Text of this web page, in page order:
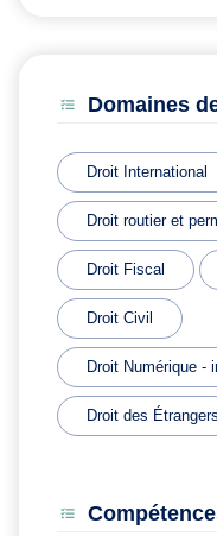
Domaines
Droit International
Droit routier et
Droit Fiscal
Droit Civil
Droit Numérique -
Droit des Étrangers